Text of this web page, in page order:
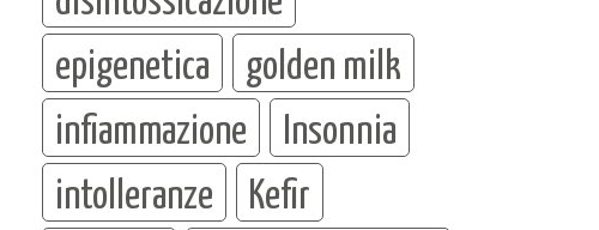
epigenetica
golden milk
infiammazione
Insonnia
intolleranze
Kefir